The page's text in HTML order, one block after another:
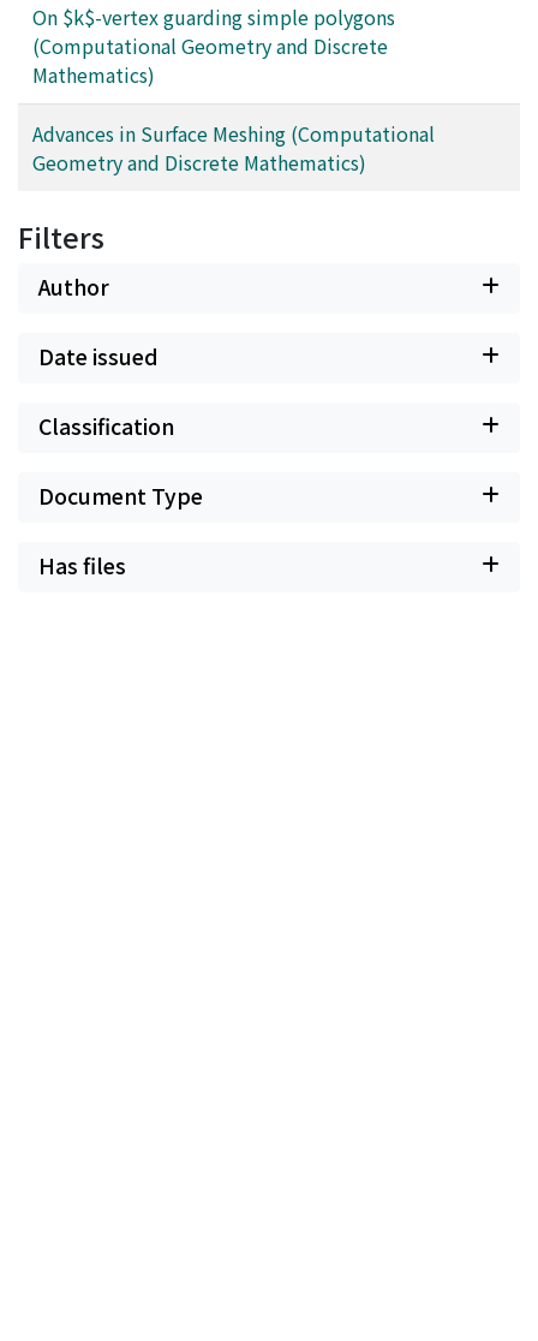
On $k$-vertex guarding simple polygons
(Computational Geometry and Discrete
Mathematics)
Advances in Surface Meshing (Computational
Geometry and Discrete Mathematics)
Filters
Author
Date issued
Classification
Document Type
Has files